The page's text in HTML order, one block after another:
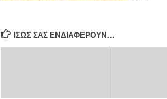
ΊΣΩΣ ΣΑΣ ΕΝΔΙΑΦΈΡΟΥΝ…